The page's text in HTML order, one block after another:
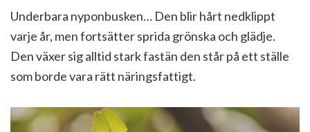
Underbara nyponbusken… Den blir hårt nedklippt
varje år, men fortsätter sprida grönska och glädje.
Den växer sig alltid stark fastän den står på ett ställe
som borde vara rätt näringsfattigt.